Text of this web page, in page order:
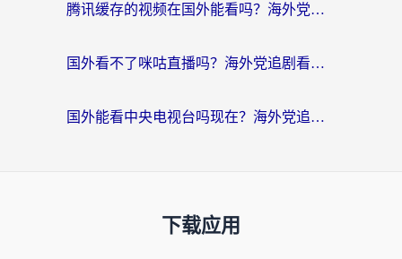
腾讯缓存的视频在国外能看吗？海外党追剧看片的终极解决方案
国外看不了咪咕直播吗？海外党追剧看片的加速器选择指南
国外能看中央电视台吗现在？海外党追剧看央视的实用指南
下载应用